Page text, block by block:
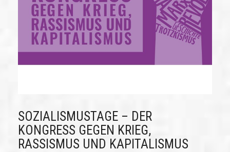
SOZIALISMUSTAGE – DER
KONGRESS GEGEN KRIEG,
RASSISMUS UND KAPITALISMUS